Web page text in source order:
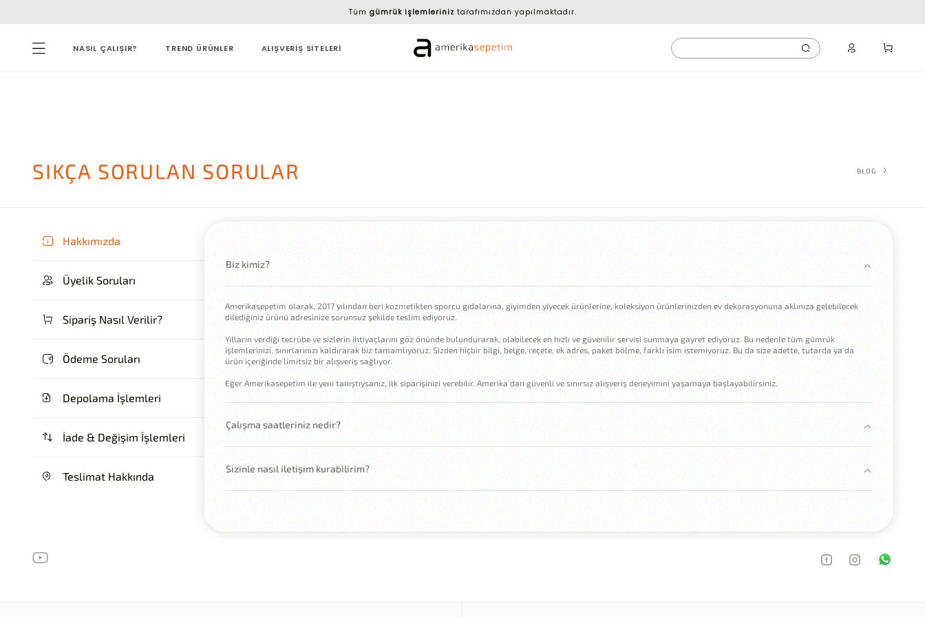
Tüm gümrük işlemleriniz tarafımızdan yapılmaktadır.
NASIL ÇALIŞIR? TREND ÜRÜNLER ALIŞVERİŞ SİTELERİ
SIKÇA SORULAN SORULAR BLOG
Hakkımızda
Üyelik Soruları
Sipariş Nasıl Verilir?
Ödeme Soruları
Depolama İşlemleri
İade & Değişim İşlemleri
Teslimat Hakkında
Biz kimiz?
Amerikasepetim olarak, 2017 yılından beri kozmetikten sporcu gıdalarına, giyimden yiyecek ürünlerine, koleksiyon ürünlerinizden ev dekorasyonuna aklınıza gelebilecek
dilediğiniz ürünü adresinize sorunsuz şekilde teslim ediyoruz.
Yılların verdiği tecrübe ve sizlerin ihtiyaçlarını göz önünde bulundurarak, olabilecek en hızlı ve güvenilir servisi sunmaya gayret ediyoruz. Bu nedenle tüm gümrük
işlemlerinizi, sınırlarınızı kaldırarak biz tamamlıyoruz. Sizden hiçbir bilgi, belge, reçete, ek adres, paket bölme, farklı isim istemiyoruz. Bu da size adette, tutarda ya da
ürün içeriğinde limitsiz bir alışveriş sağlıyor.
Eğer Amerikasepetim ile yeni tanıştıysanız, ilk siparişinizi verebilir, Amerika'dan güvenli ve sınırsız alışveriş deneyimini yaşamaya başlayabilirsiniz.
Çalışma saatleriniz nedir?
Sizinle nasıl iletişim kurabilirim?